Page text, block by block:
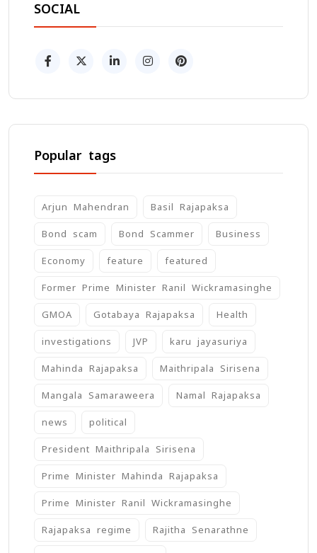
SOCIAL
Popular tags
Arjun Mahendran Basil Rajapaksa
Bond scam Bond Scammer Business
Economy feature featured
Former Prime Minister Ranil Wickramasinghe
GMOA Gotabaya Rajapaksa Health
investigations JVP karu jayasuriya
Mahinda Rajapaksa Maithripala Sirisena
Mangala Samaraweera Namal Rajapaksa
news political
President Maithripala Sirisena
Prime Minister Mahinda Rajapaksa
Prime Minister Ranil Wickramasinghe
Rajapaksa regime Rajitha Senarathne